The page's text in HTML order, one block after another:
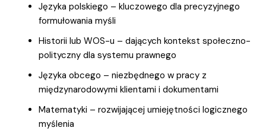
Języka polskiego – kluczowego dla precyzyjnego
formułowania myśli
Historii lub WOS-u – dających kontekst społeczno-
polityczny dla systemu prawnego
Języka obcego – niezbędnego w pracy z
międzynarodowymi klientami i dokumentami
Matematyki – rozwijającej umiejętności logicznego
myślenia